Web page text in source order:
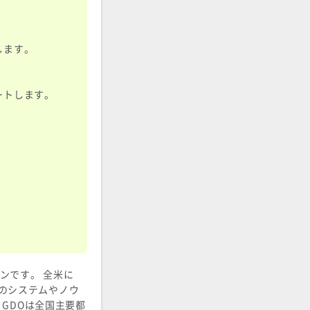
す。
します。
です。 全米に
システムやノウ
は全国主要都